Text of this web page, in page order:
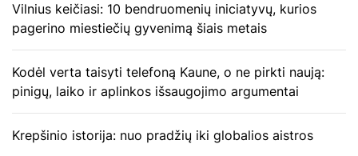
Vilnius keičiasi: 10 bendruomenių iniciatyvų, kurios
pagerino miestiečių gyvenimą šiais metais
Kodėl verta taisyti telefoną Kaune, o ne pirkti naują:
pinigų, laiko ir aplinkos išsaugojimo argumentai
Krepšinio istorija: nuo pradžių iki globalios aistros